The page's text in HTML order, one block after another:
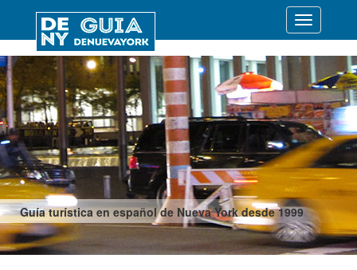
Guía turística en español de Nueva York desde 1999
Desplegar